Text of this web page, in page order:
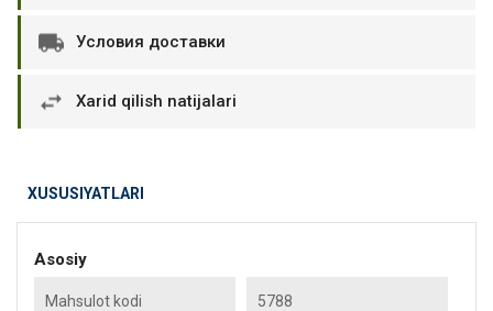
Условия доставки
Xarid qilish natijalari
XUSUSIYATLARI
Asosiy
Mahsulot kodi 5788